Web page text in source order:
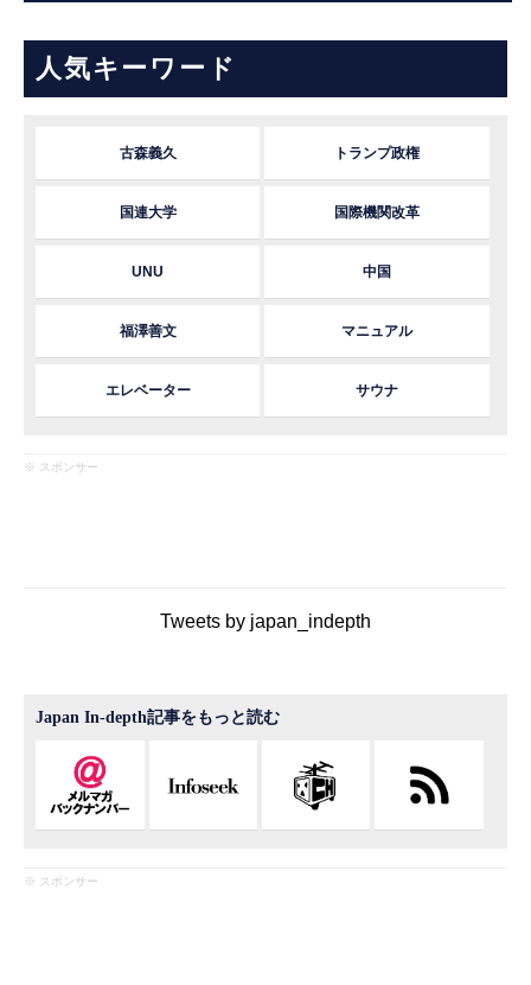
人気キーワード
古森義久 トランプ政権
国連大学 国際機関改革
UNU 中国
福澤善文 マニュアル
エレベーター サウナ
※ スポンサー
Tweets by japan_indepth
Japan In-depth記事をもっと読む
※ スポンサー